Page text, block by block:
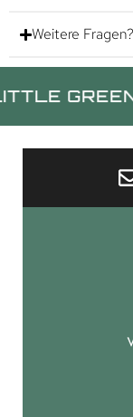
Weitere Fragen?
MEN.